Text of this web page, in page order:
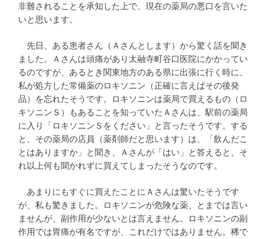
非難されることを承知した上で、現在の薬局の悪口を言いた
いと思います。
先日、ある患者さん（Ａさんとします）から驚く話を聞き
ました。Ａさんは頭痛があり太融寺町谷口医院にかかってい
るのですが、あるとき関東地方のある県に出張に行く時に、
私が処方した常備薬のロキソニン（正確に言えばその後発
品）を忘れたそうです。ロキソニンは薬局で買えるもの（ロ
キソニンＳ）もあることを知っていたＡさんは、駅前の薬局
に入り「ロキソニンＳをください」と言ったそうです。する
と、その薬局の店員（薬剤師だと思います）は、「飲んだこ
とはありますか」と聞き、Ａさんが「はい」と答えると、そ
れ以上何も聞かれずに買えてしまったそうなのです。
あまりにもすぐに買えたことにＡさんは驚いたそうです
が、私も驚きました。ロキソニンが危険な薬、とまでは言い
ませんが、副作用が少ないとは言えません。ロキソニンの副
作用では胃痛が有名ですが、これだけではありません。稀で